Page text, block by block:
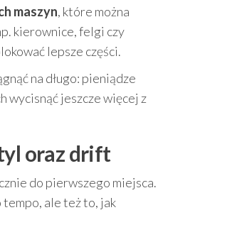
maszyn, które można
kierownice, felgi czy
lepsze części.
na długo: pieniądze
wycisnąć jeszcze więcej z
oraz drift
do pierwszego miejsca.
tempo, ale też to, jak